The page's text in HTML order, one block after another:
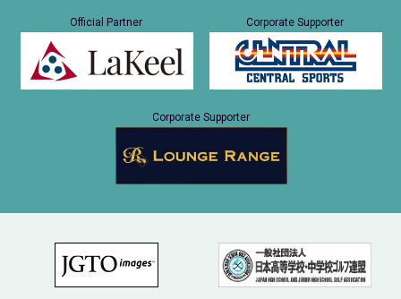
Official Partner Corporate Supporter
Corporate Supporter